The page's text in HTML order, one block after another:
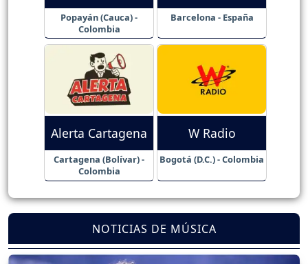
Popayán (Cauca) -
Colombia
Barcelona - España
Alerta Cartagena
Cartagena (Bolívar) -
Colombia
W Radio
Bogotá (D.C.) - Colombia
NOTICIAS DE MÚSICA